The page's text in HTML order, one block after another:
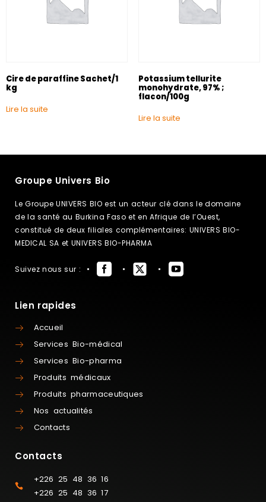
Cire de paraffine Sachet/1
kg
Lire la suite
Potassium tellurite
monohydrate, 97% ;
flacon/100g
Lire la suite
Groupe Univers Bio
Le Groupe UNIVERS BIO est un acteur clé dans le domaine
de la santé au Burkina Faso et en Afrique de l’Ouest,
constitué de deux filiales complémentaires: UNIVERS BIO-
MEDICAL SA et UNIVERS BIO-PHARMA
Suivez nous sur :
Lien rapides
Accueil
Services Bio-médical
Services Bio-pharma
Produits médicaux
Produits pharmaceutiques
Nos actualités
Contacts
Contacts
+226 25 48 36 16
+226 25 48 36 17